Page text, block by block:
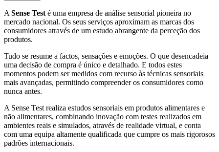
A Sense Test é uma empresa de análise sensorial pioneira no
mercado nacional. Os seus serviços aproximam as marcas dos
consumidores através de um estudo abrangente da perceção dos
produtos.
Tudo se resume a factos, sensações e emoções. O que desencadeia
uma decisão de compra é único e detalhado. E todos estes
momentos podem ser medidos com recurso às técnicas sensoriais
mais avançadas, permitindo compreender os consumidores como
nunca antes.
A Sense Test realiza estudos sensoriais em produtos alimentares e
não alimentares, combinando inovação com testes realizados em
ambientes reais e simulados, através de realidade virtual, e conta
com uma equipa altamente qualificada que cumpre os mais rigorosos
padrões internacionais.